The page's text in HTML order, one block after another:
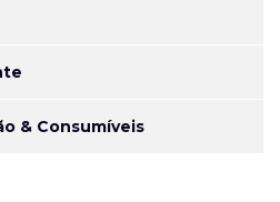
& Consumíveis